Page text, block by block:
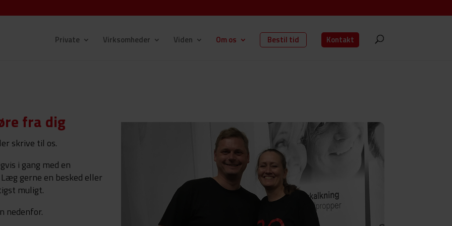
Private Virksomheder Viden Om os Bestil tid Kontakt
fra dig
skrive til os.
i gang med en
gerne en besked eller
muligt.
nedenfor.